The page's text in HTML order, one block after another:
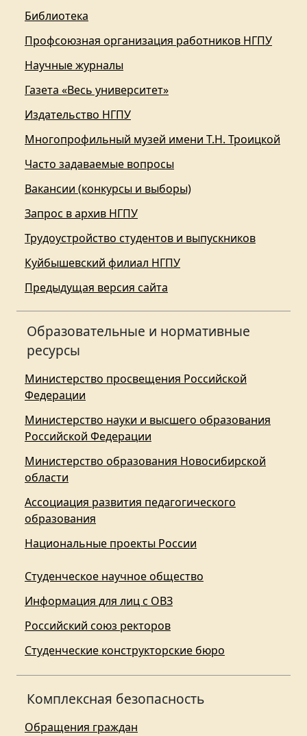
Библиотека
Профсоюзная организация работников НГПУ
Научные журналы
Газета «Весь университет»
Издательство НГПУ
Многопрофильный музей имени Т.Н. Троицкой
Часто задаваемые вопросы
Вакансии (конкурсы и выборы)
Запрос в архив НГПУ
Трудоустройство студентов и выпускников
Куйбышевский филиал НГПУ
Предыдущая версия сайта
Образовательные и нормативные
ресурсы
Министерство просвещения Российской
Федерации
Министерство науки и высшего образования
Российской Федерации
Министерство образования Новосибирской
области
Ассоциация развития педагогического
образования
Национальные проекты России
Студенческое научное общество
Информация для лиц с ОВЗ
Российский союз ректоров
Студенческие конструкторские бюро
Комплексная безопасность
Обращения граждан